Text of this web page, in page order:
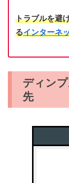
トラブルを避
るインターネ
ディン
先